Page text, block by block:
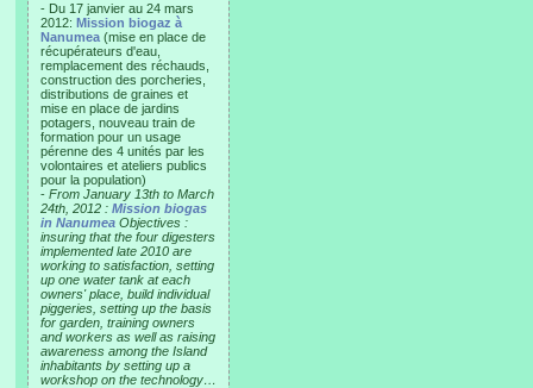
- Du 17 janvier au 24 mars
2012: Mission biogaz à
Nanumea (mise en place de
récupérateurs d'eau,
remplacement des réchauds,
construction des porcheries,
distributions de graines et
mise en place de jardins
potagers, nouveau train de
formation pour un usage
pérenne des 4 unités par les
volontaires et ateliers publics
pour la population)
- From January 13th to March
24th, 2012 : Mission biogas
in Nanumea Objectives :
insuring that the four digesters
implemented late 2010 are
working to satisfaction, setting
up one water tank at each
owners' place, build individual
piggeries, setting up the basis
for garden, training owners
and workers as well as raising
awareness among the Island
inhabitants by setting up a
workshop on the technology…